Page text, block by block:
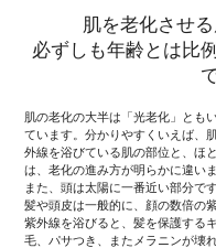
肌を老化させ
必ずしも年齢とは比
肌の老化の大半は「光老化」とも
ています。分かりやすくいえば、
外線を浴びている肌の部位と、ほ
は、老化の進み方が明らかに違いま
また、頭は太陽に一番近い部分です
髪や頭皮は一般的に、顔の数倍の
紫外線を浴びると、髪を保護する
毛、パサつき、またメラニンが壊